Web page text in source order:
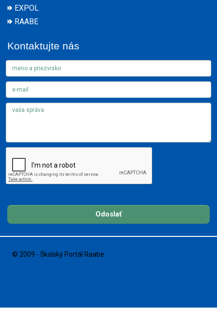
EXPOL
RAABE
Kontaktujte nás
Odoslať
© 2009 - Školský Portál Raabe